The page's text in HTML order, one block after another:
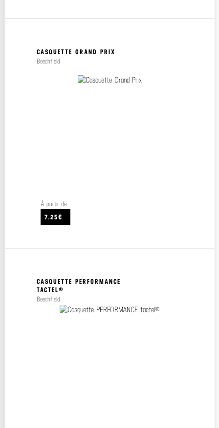
CASQUETTE GRAND PRIX
Beechfield
À partir de
7.25€
CASQUETTE PERFORMANCE
TACTEL®
Beechfield